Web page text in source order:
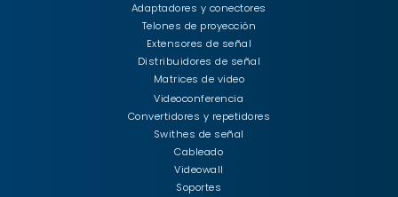
Adaptadores y conectores
Telones de proyección
Extensores de señal
Distribuidores de señal
Matrices de video
Videoconferencia
Convertidores y repetidores
Swithes de señal
Cableado
Videowall
Soportes